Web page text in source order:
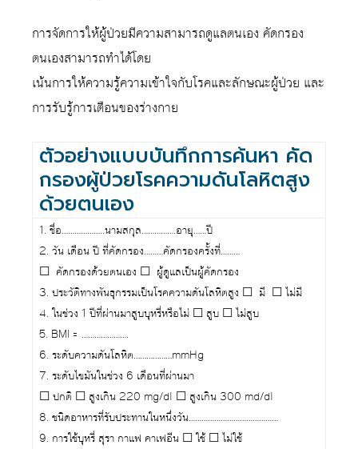
การจัดการให้ผู้ป่วยมีความสามารถดูแลตนเอง คัดกรอง
ตนเองสามารถทำได้โดย
เน้นการให้ความรู้ความเข้าใจกับโรคและลักษณะผู้ป่วย และ
การรับรู้การเตือนของร่างกาย
ตัวอย่างแบบบันทึกการค้นหา คัด
กรองผู้ป่วยโรคความดันโลหิตสูง
ด้วยตนเอง
1. ชื่อ………………..นามสกุล…………….อายุ……ปี
2. วัน เดือน ปี ที่คัดกรอง………คัดกรองครั้งที่………
☐ คัดกรองด้วยตนเอง ☐ ผู้ดูแลเป็นผู้คัดกรอง
3. ประวัติทางพันธุกรรมเป็นโรคความดันโลหิตสูง ☐ มี ☐ ไม่มี
4. ในช่วง 1 ปีที่ผ่านมาสูบบุหรี่หรือไม่ ☐ สูบ ☐ ไม่สูบ
5. BMI = ………………….
6. ระดับความดันโลหิต………………mmHg
7. ระดับไขมันในช่วง 6 เดือนที่ผ่านมา
☐ ปกติ ☐ สูงเกิน 220 mg/dl ☐ สูงเกิน 300 md/dl
8. ชนิดอาหารที่รับประทานในหนึ่งวัน……………………………………
9. การใช้บุหรี่ สุรา กาแฟ คาเฟอีน ☐ ใช้ ☐ ไม่ใช้